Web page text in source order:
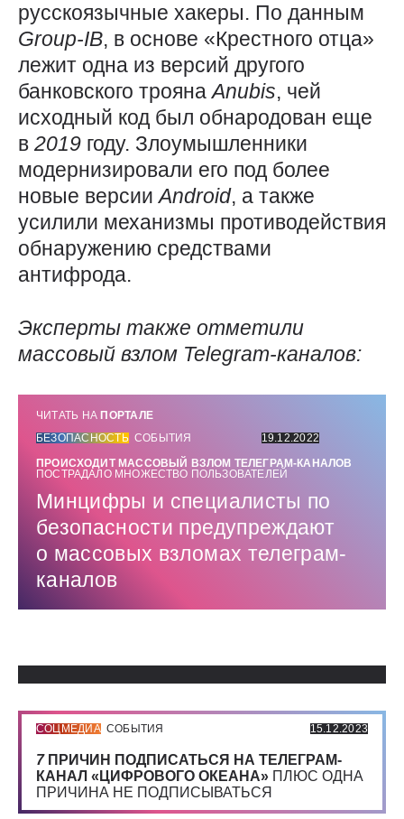
русскоязычные хакеры. По данным
Group-IB, в основе «Крестного отца»
лежит одна из версий другого
банковского троянаAnubis, чей
исходный код был обнародован еще
в 2019 году. Злоумышленники
модернизировали его под более
новые версииAndroid, а также
усилили механизмы противодействия
обнаружению средствами
антифрода.
Эксперты также отметили
массовый взлом Telegram-каналов:
ЧИТАТЬ НА ПОРТАЛЕ
БЕЗОПАСНОСТЬ СОБЫТИЯ
19.12.2022
ПРОИСХОДИТ МАССОВЫЙ ВЗЛОМ ТЕЛЕГРАМ-КАНАЛОВ
ПОСТРАДАЛО МНОЖЕСТВО ПОЛЬЗОВАТЕЛЕЙ
Минцифры и специалисты по
безопасности предупреждают
о массовых взломах телеграм-
каналов
СОЦМЕДИА СОБЫТИЯ 15.12.2023
7 ПРИЧИН ПОДПИСАТЬСЯ НА ТЕЛЕГРАМ-
КАНАЛ «ЦИФРОВОГО ОКЕАНА» ПЛЮС ОДНА
ПРИЧИНА НЕ ПОДПИСЫВАТЬСЯ